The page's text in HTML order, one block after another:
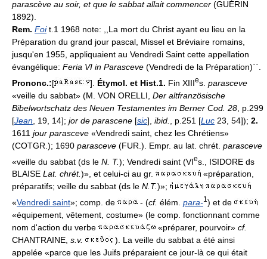
parascève au soir, et que le sabbat allait commencer (GUÉRIN
1892).
Rem. Foit.1 1968 note: ,,La mort du Christ ayant eu lieu en la
Préparation du grand jour pascal, Missel et Bréviaire romains,
jusqu'en 1955, appliquaient au Vendredi Saint cette appellation
évangélique: Feria VI in Parasceve (Vendredi de la Préparation)``.
Prononc.:[ ]. Étymol. et Hist.1. Fin XIIIes. parasceve
«veille du sabbat» (M. VON ORELLI, Der altfranzösische
Bibelwortschatz des Neuen Testamentes im Berner Cod. 28 , p.299
[Jean , 19, 14]; jor de parascene [sic], ibid. , p.251 [Luc 23, 54]); 2.
1611 jour parasceve «Vendredi saint, chez les Chrétiens»
(COTGR.); 1690 parasceve (FUR.). Empr. au lat. chrét. parasceve
«veille du sabbat (ds le N. T.); Vendredi saint (VIes., ISIDORE ds
BLAISE Lat. chrét.)», et celui-ci au gr.
«préparation,
préparatifs; veille du sabbat (ds le N.T.)»;
«Vendredi saint»; comp. de - (cf. élém. para-1 ) et de
«équipement, vêtement, costume» (le comp. fonctionnant comme
nom d'action du verbe
«préparer, pourvoir» cf.
CHANTRAINE, s.v.
). La veille du sabbat a été ainsi
appelée «parce que les Juifs préparaient ce jour-là ce qui était